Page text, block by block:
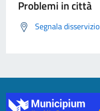
Problemi in città
Segnala disservizio